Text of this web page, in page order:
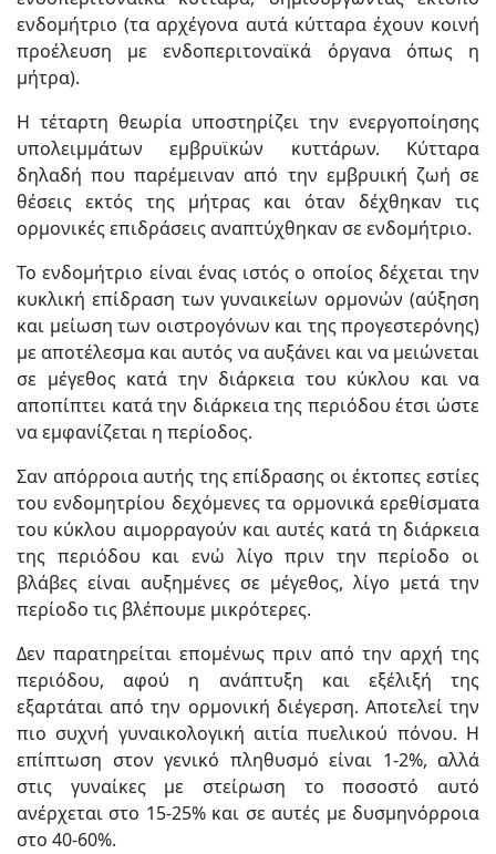
ενδομήτριο (τα αρχέγονα αυτά κύτταρα έχουν κοινή
προέλευση με ενδοπεριτοναϊκά όργανα όπως η
μήτρα).
Η τέταρτη θεωρία υποστηρίζει την ενεργοποίησης
υπολειμμάτων εμβρυϊκών κυττάρων. Κύτταρα
δηλαδή που παρέμειναν από την εμβρυική ζωή σε
θέσεις εκτός της μήτρας και όταν δέχθηκαν τις
ορμονικές επιδράσεις αναπτύχθηκαν σε ενδομήτριο.
Το ενδομήτριο είναι ένας ιστός ο οποίος δέχεται την
κυκλική επίδραση των γυναικείων ορμονών (αύξηση
και μείωση των οιστρογόνων και της προγεστερόνης)
με αποτέλεσμα και αυτός να αυξάνει και να μειώνεται
σε μέγεθος κατά την διάρκεια του κύκλου και να
αποπίπτει κατά την διάρκεια της περιόδου έτσι ώστε
να εμφανίζεται η περίοδος.
Σαν απόρροια αυτής της επίδρασης οι έκτοπες εστίες
του ενδομητρίου δεχόμενες τα ορμονικά ερεθίσματα
του κύκλου αιμορραγούν και αυτές κατά τη διάρκεια
της περιόδου και ενώ λίγο πριν την περίοδο οι
βλάβες είναι αυξημένες σε μέγεθος, λίγο μετά την
περίοδο τις βλέπουμε μικρότερες.
Δεν παρατηρείται επομένως πριν από την αρχή της
περιόδου, αφού η ανάπτυξη και εξέλιξή της
εξαρτάται από την ορμονική διέγερση. Αποτελεί την
πιο συχνή γυναικολογική αιτία πυελικού πόνου. Η
επίπτωση στον γενικό πληθυσμό είναι 1-2%, αλλά
στις γυναίκες με στείρωση το ποσοστό αυτό
ανέρχεται στο 15-25% και σε αυτές με δυσμηνόρροια
στο 40-60%.